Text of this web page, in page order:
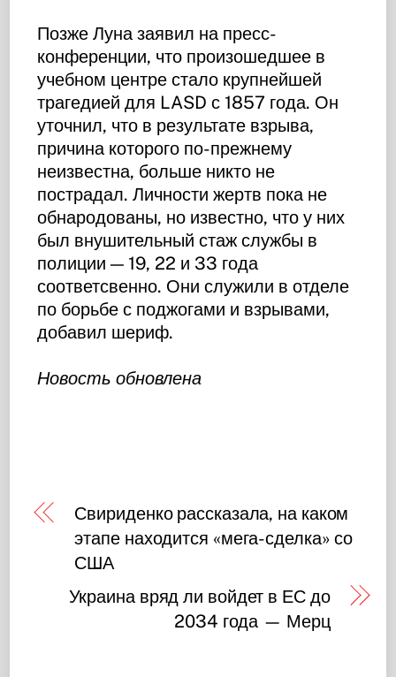
Позже Луна заявил на пресс-
конференции, что произошедшее в
учебном центре стало крупнейшей
трагедией для LASD с 1857 года. Он
уточнил, что в результате взрыва,
причина которого по-прежнему
неизвестна, больше никто не
пострадал. Личности жертв пока не
обнародованы, но известно, что у них
был внушительный стаж службы в
полиции — 19, 22 и 33 года
соответсвенно. Они служили в отделе
по борьбе с поджогами и взрывами,
добавил шериф.
Новость обновлена
Свириденко рассказала, на каком
этапе находится «мега-сделка» со
США
Украина вряд ли войдет в ЕС до
2034 года — Мерц